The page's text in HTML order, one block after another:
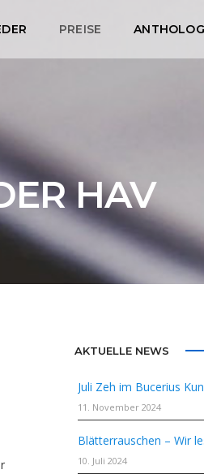
PREISE
HAV
AKTUELLE NEWS
Juli Zeh im Bucerius
11. November 2024
Blätterrauschen – Wir
10. Juli 2024